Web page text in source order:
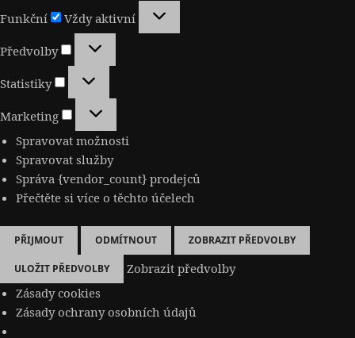
Funkční
Vždy aktivní
Předvolby
Předvolby
Statistiky
Statistiky
Marketing
Marketing
Spravovat možnosti
Spravovat služby
Správa {vendor_count} prodejců
Přečtěte si více o těchto účelech
PŘIJMOUT ODMÍTNOUT ZOBRAZIT PŘEDVOLBY
ULOŽIT PŘEDVOLBY
Zobrazit předvolby
Zásady cookies
Zásady ochrany osobních údajů